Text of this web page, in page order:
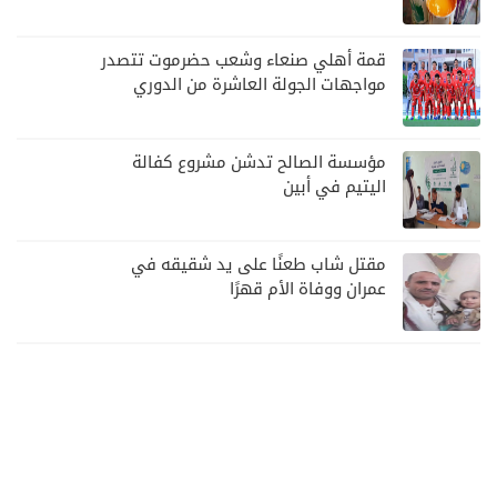
قمة أهلي صنعاء وشعب حضرموت تتصدر
مواجهات الجولة العاشرة من الدوري
مؤسسة الصالح تدشن مشروع كفالة
اليتيم في أبين
مقتل شاب طعنًا على يد شقيقه في
عمران ووفاة الأم قهرًا